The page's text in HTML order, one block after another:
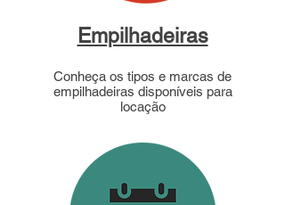
Empilhadeiras
Conheça os tipos e marcas de
empilhadeiras disponíveis para
locação